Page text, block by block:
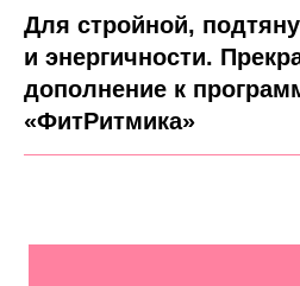
Для стройной,
и энергичности.
дополнение к
«ФитРитмика»